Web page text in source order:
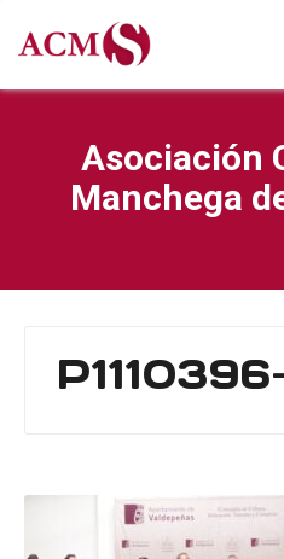
Asociación
Manchega